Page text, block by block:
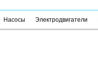
Насосы Электродвигатели